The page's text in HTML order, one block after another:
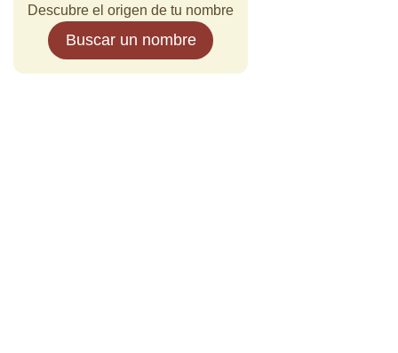
Descubre el origen de tu nombre
Buscar un nombre